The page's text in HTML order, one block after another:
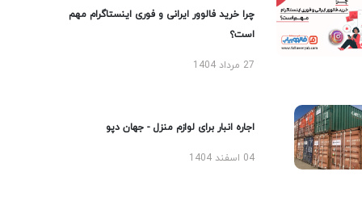
چرا خرید فالوور ایرانی و فوری اینستاگرام مهم
است؟
27 مرداد 1404
اجاره انبار برای لوازم منزل - جهان دپو
04 اسفند 1404